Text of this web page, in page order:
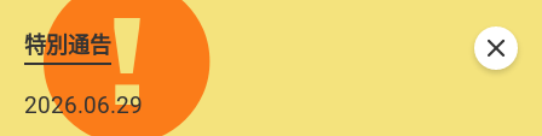
特別通告
2026.06.29
关闭